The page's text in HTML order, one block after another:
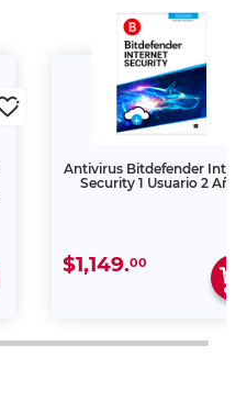
Antivirus Bitdefender
Security 1 Usuario 2 Años
$1,149.00